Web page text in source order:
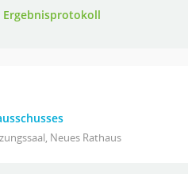
Neues Rathaus